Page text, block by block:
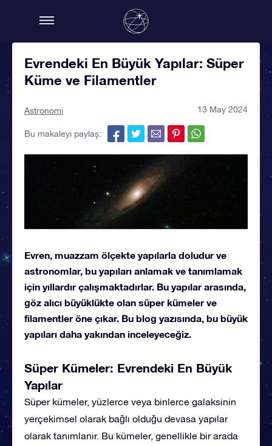
Evrendeki En Büyük Yapılar: Süper
Küme ve Filamentler
Astronomi 13 May 2024
Bu makaleyi paylaş:
Evren, muazzam ölçekte yapılarla doludur ve
astronomlar, bu yapıları anlamak ve tanımlamak
için yıllardır çalışmaktadırlar. Bu yapılar arasında,
göz alıcı büyüklükte olan süper kümeler ve
filamentler öne çıkar. Bu blog yazısında, bu büyük
yapıları daha yakından inceleyeceğiz.
Süper Kümeler: Evrendeki En Büyük
Yapılar
Süper kümeler, yüzlerce veya binlerce galaksinin
yerçekimsel olarak bağlı olduğu devasa yapılar
olarak tanımlanır. Bu kümeler, genellikle bir arada